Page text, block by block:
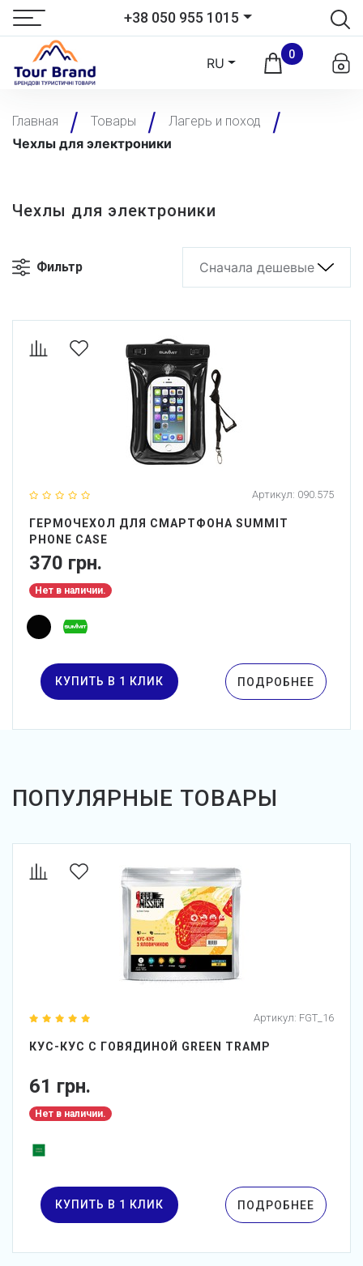
+38 050 955 1015
RU
0
Главная Товары Лагерь и поход
Чехлы для электроники
Чехлы для электроники
Фильтр Сначала дешевые
Артикул: 090.575
ГЕРМОЧЕХОЛ ДЛЯ СМАРТФОНА SUMMIT
PHONE CASE
370 грн.
Нет в наличии.
КУПИТЬ В 1 КЛИК ПОДРОБНЕЕ
ПОПУЛЯРНЫЕ ТОВАРЫ
Артикул: FGT_16
КУС-КУС С ГОВЯДИНОЙ GREEN TRAMP
61 грн.
Нет в наличии.
КУПИТЬ В 1 КЛИК ПОДРОБНЕЕ